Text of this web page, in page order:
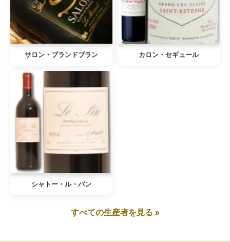
サロン・ブランドブラン カロン・セギュール
シャトー・ル・パン
すべての生産者を見る »